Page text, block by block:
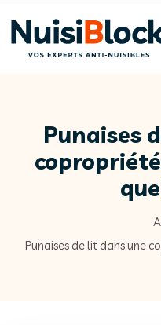
Punaises
Punaises de lit dans une